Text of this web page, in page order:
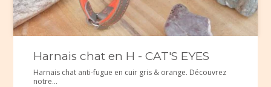
Harnais chat en H - CAT'S EYES
Harnais chat anti-fugue en cuir gris & orange. Découvrez
notre...